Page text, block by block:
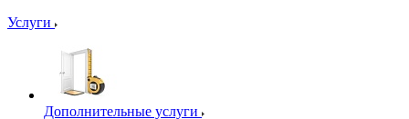
Услуги
Дополнительные услуги